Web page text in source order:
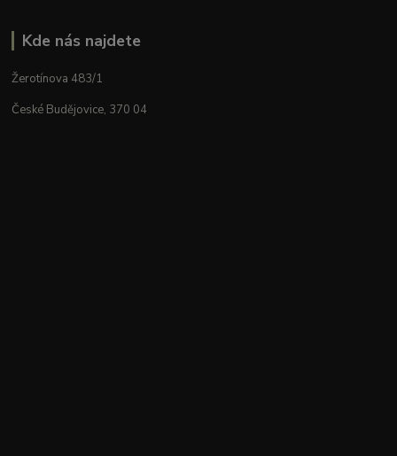
Kde nás najdete
Žerotínova 483/1
České Budějovice, 370 04